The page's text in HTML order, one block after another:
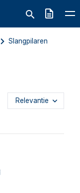
Offerte
Slangpilaren